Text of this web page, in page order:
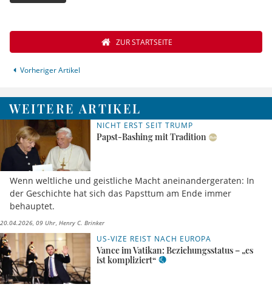
Vorheriger Artikel
ZUR STARTSEITE
WEITERE ARTIKEL
NICHT ERST SEIT TRUMP
Papst-Bashing mit Tradition
Wenn weltliche und geistliche Macht aneinandergeraten: In
der Geschichte hat sich das Papsttum am Ende immer
behauptet.
20.04.2026, 09 Uhr Henry C. Brinker
US-VIZE REIST NACH EUROPA
Vance im Vatikan: Beziehungsstatus – „es
ist kompliziert“